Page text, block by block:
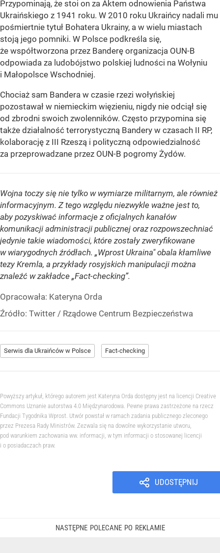
Przypominają, że stoi on za Aktem odnowienia Państwa
Ukraińskiego z 1941 roku. W 2010 roku Ukraińcy nadali mu
pośmiertnie tytuł Bohatera Ukrainy, a w wielu miastach
stoją jego pomniki. W Polsce podkreśla się,
że współtworzona przez Banderę organizacja OUN-B
odpowiada za ludobójstwo polskiej ludności na Wołyniu
i Małopolsce Wschodniej.
Chociaż sam Bandera w czasie rzezi wołyńskiej
pozostawał w niemieckim więzieniu, nigdy nie odciął się
od zbrodni swoich zwolenników. Często przypomina się
także działalność terrorystyczną Bandery w czasach II RP,
kolaborację z III Rzeszą i polityczną odpowiedzialność
za przeprowadzane przez OUN-B pogromy Żydów.
Wojna toczy się nie tylko w wymiarze militarnym, ale również
informacyjnym. Z tego względu niezwykle ważne jest to,
aby pozyskiwać informacje z oficjalnych kanałów
komunikacji administracji publicznej oraz rozpowszechniać
jedynie takie wiadomości, które zostały zweryfikowane
w wiarygodnych źródłach. „Wprost Ukraina" obala kłamliwe
tezy Kremla, a przykłady rosyjskich manipulacji można
znaleźć w zakładce „Fact-checking”.
Opracowała: Kateryna Orda
Źródło: Twitter / Rządowe Centrum Bezpieczeństwa
Serwis dla Ukraińców w Polsce Fact-checking
Powyższy artykuł, którego autorem jest Kateryna Orda dostępny jest na licencji Creative
Commons Uznanie autorstwa 4.0 Międzynarodowa. Pewne prawa zastrzeżone na rzecz
Fundacji Tygodnika Wprost. Utwór powstał w ramach zadania publicznego zleconego
przez Prezesa Rady Ministrów. Zezwala się na dowolne wykorzystanie utworu,
pod warunkiem zachowania ww. informacji, w tym informacji o stosowanej licencji
i o posiadaczach praw.
UDOSTĘPNIJ